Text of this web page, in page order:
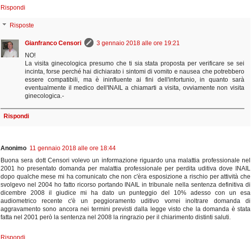
Rispondi
Risposte
Gianfranco Censori
3 gennaio 2018 alle ore 19:21
NO!
La visita ginecologica presumo che ti sia stata proposta per verificare se sei
incinta, forse perché hai dichiarato i sintomi di vomito e nausea che potrebbero
essere compatibili, ma è ininfluente ai fini dell'infortunio, in quanto sarà
eventualmente il medico dell'INAIL a chiamarti a visita, ovviamente non visita
ginecologica.-
Rispondi
Anonimo 11 gennaio 2018 alle ore 18:44
Buona sera dott Censori volevo un informazione riguardo una malattia professionale nel
2001 ho presentato domanda per malattia professionale per perdita uditiva dove INAIL
dopo qualche mese mi ha comunicato che non c'èra esposizione a rischio per attività che
svolgevo nel 2004 ho fatto ricorso portando INAIL in tribunale nella sentenza definitiva di
dicembre 2008 il giudice mi ha dato un punteggio del 10% adesso con un esa
audiometrico recente c'è un peggioramento uditivo vorrei inoltrare domanda di
aggravamento sono ancora nei termini previsti dalla legge visto che la domanda è stata
fatta nel 2001 però la sentenza nel 2008 la ringrazio per il chiarimento distinti saluti.
Rispondi